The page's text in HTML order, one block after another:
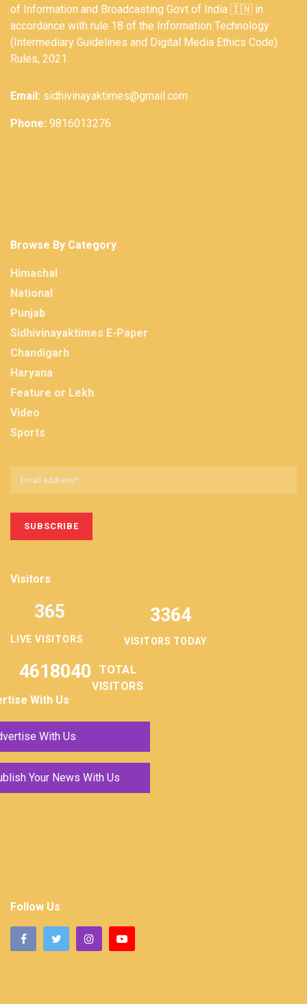
of Information and Broadcasting Govt of India 🇮🇳 in
accordance with rule 18 of the Information Technology
(Intermediary Guidelines and Digital Media Ethics Code)
Rules, 2021.
Email: sidhivinayaktimes@gmail.com
Phone: 9816013276
Browse By Category
Himachal
National
Punjab
Sidhivinayaktimes E-Paper
Chandigarh
Haryana
Feature or Lekh
Video
Sports
Visitors
LIVE VISITORS
365 3364
VISITORS TODAY
4618040
TOTAL
VISITORS
With Us
With Us
Your News With Us
Follow Us